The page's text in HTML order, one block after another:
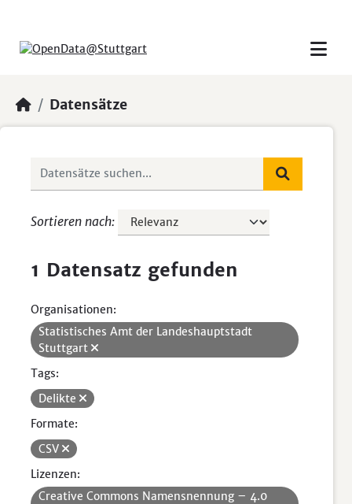
Datensätze
Sortieren nach
1 Datensatz gefunden
Organisationen:
Statistisches Amt der Landeshauptstadt
Stuttgart
Tags:
Delikte
Formate:
CSV
Lizenzen:
Creative Commons Namensnennung – 4.0